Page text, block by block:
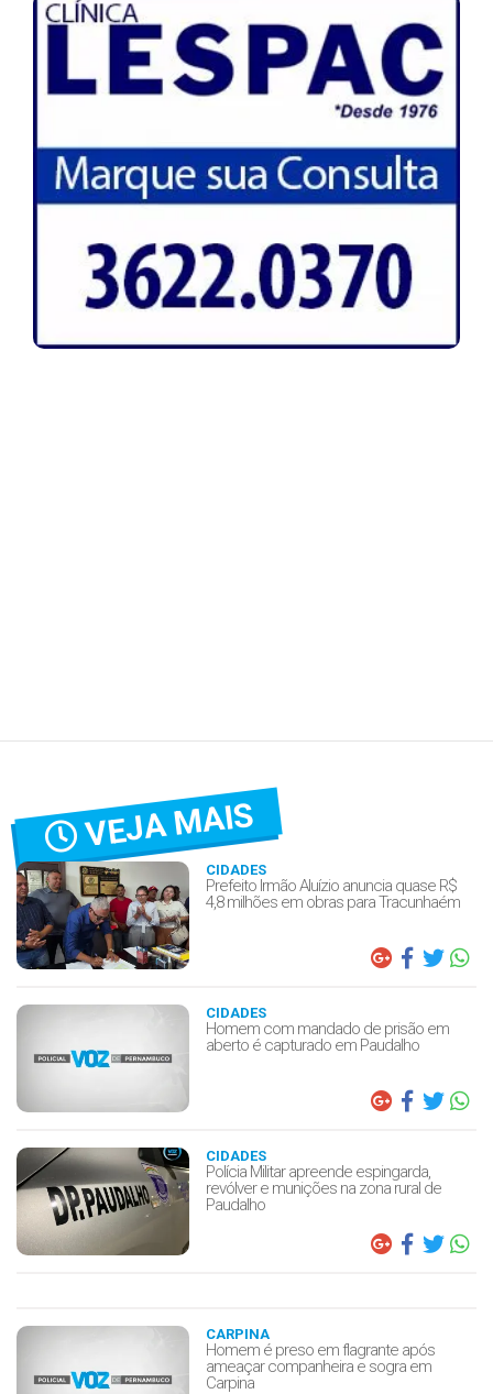
VEJA MAIS
CIDADES
Prefeito Irmão Aluízio anuncia quase R$
4,8 milhões em obras para Tracunhaém
CIDADES
Homem com mandado de prisão em
aberto é capturado em Paudalho
CIDADES
Polícia Militar apreende espingarda,
revólver e munições na zona rural de
Paudalho
CARPINA
Homem é preso em flagrante após
ameaçar companheira e sogra em
Carpina